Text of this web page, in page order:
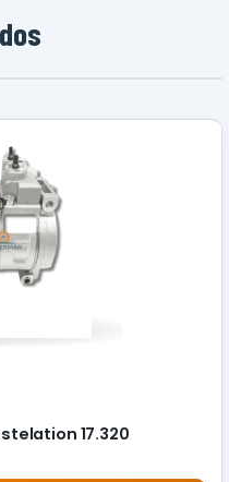
17.320